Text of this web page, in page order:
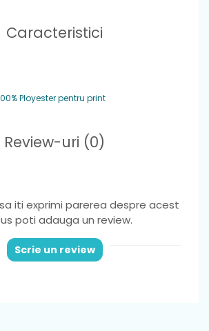
Caracteristici
Ployester pentru print
Review-uri (0)
iti exprimi parerea despre acest
poti adauga un review.
Scrie un review